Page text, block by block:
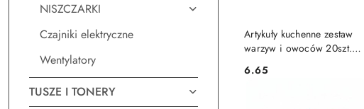
NISZCZARKI
Czajniki elektryczne
Wentylatory
TUSZE I TONERY
Artykuły kuchenne zestaw
warzyw i owoców 20szt.
Cena:
6.65
DO KOSZYKA